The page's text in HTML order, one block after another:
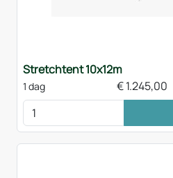
Stretchtent 10x12m
1 dag €1.245,00